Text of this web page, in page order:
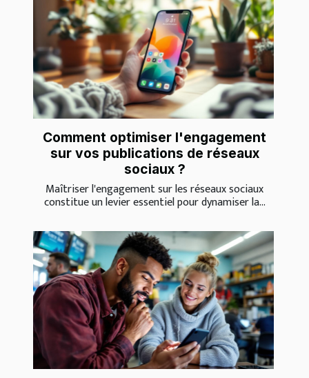
Comment optimiser l'engagement
sur vos publications de réseaux
sociaux ?
Maîtriser l'engagement sur les réseaux sociaux
constitue un levier essentiel pour dynamiser la...